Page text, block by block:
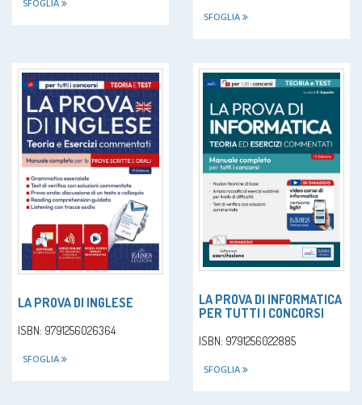
SFOGLIA
SFOGLIA
LA PROVA DI INGLESE
ISBN: 9791256026364
SFOGLIA
LA PROVA DI INFORMATICA
PER TUTTI I CONCORSI
ISBN: 9791256022885
SFOGLIA